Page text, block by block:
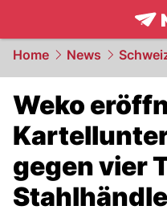
Home News
Weko
gegen vier